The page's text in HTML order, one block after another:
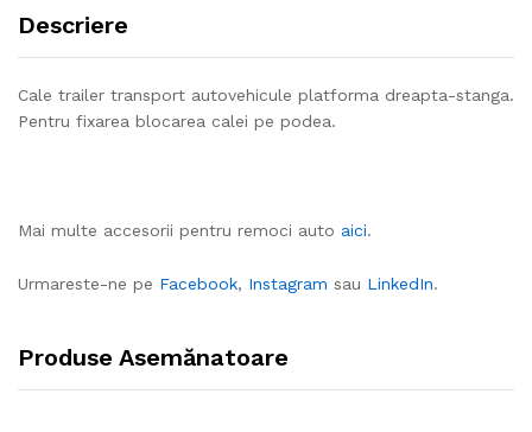
Descriere
Cale trailer transport autovehicule platforma dreapta-stanga.
Pentru fixarea blocarea calei pe podea.
Mai multe accesorii pentru remoci auto aici.
Urmareste-ne pe Facebook, Instagram sau LinkedIn.
Produse Asemănatoare